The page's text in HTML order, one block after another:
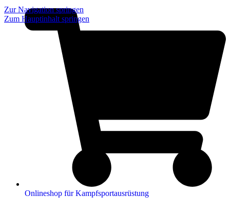
Zur Navigation springen
Zum Hauptinhalt springen
Onlineshop für Kampfsportausrüstung